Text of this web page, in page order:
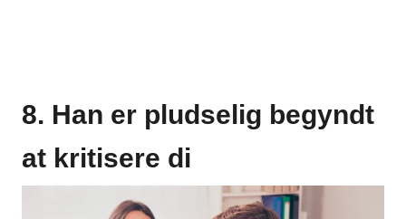
8. Han er pludselig begyndt
at kritisere di